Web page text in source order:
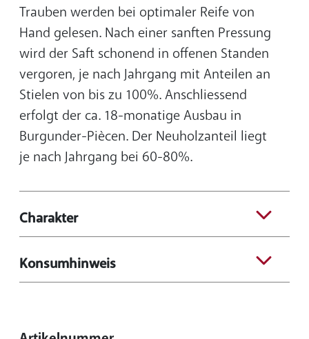
Trauben werden bei optimaler Reife von
Hand gelesen. Nach einer sanften Pressung
wird der Saft schonend in offenen Standen
vergoren, je nach Jahrgang mit Anteilen an
Stielen von bis zu 100%. Anschliessend
erfolgt der ca. 18-monatige Ausbau in
Burgunder-Piècen. Der Neuholzanteil liegt
je nach Jahrgang bei 60-80%.
Charakter
Konsumhinweis
Artikelnummer